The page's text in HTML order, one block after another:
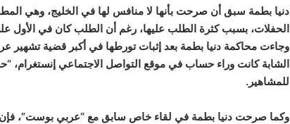
دنيا بطمة سبق أن صرحت بأنها لا منافس لها في الخليج، وهي
الحفلات، بسبب كثرة الطلب عليها، رغم أن الطلب كان في الأول على
وجاءت محاكمة دنيا بطمة بعد إثبات تورطها في أكبر قضية تشهير
الشابة كانت وراء حساب في موقع التواصل الاجتماعي إنستغرام،
للمشاهير.
وكما صرحت دنيا بطمة في لقاء خاص سابق مع “عربي بوست”، فإن